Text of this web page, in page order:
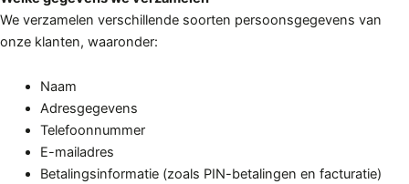
We verzamelen verschillende soorten persoonsgegevens van
onze klanten, waaronder:
Naam
Adresgegevens
Telefoonnummer
E-mailadres
Betalingsinformatie (zoals PIN-betalingen en facturatie)